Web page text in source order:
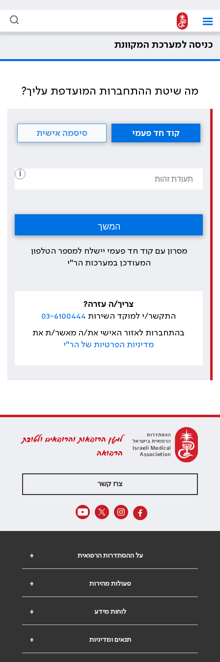
כניסה למערכת המקוונת
מה שיטת ההתחברות המועדפת עליך?
קוד חד פעמי סיסמה אישית
i
מסרון עם קוד חד פעמי יישלח למספר הטלפון
המעודכן במערכות הר"י
צריך/ה עזרה?
התקשר/י למוקד השירות 03-6100444
בהתחברות לאזור האישי את/ה מאשר/ת את
מדיניות הפרטיות של הר"י
למען הרופאות והרופאים ולטובת
הרפואה
צרו קשר
+ על ההסתדרות הרפואית
+ פעולות מהירות
+ לוחות מידע
+ תנאים ומדיניות